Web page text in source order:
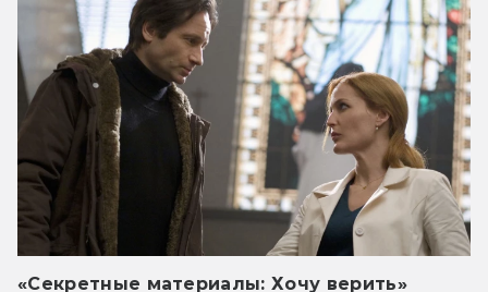
«Секретные материалы: Хочу верить»